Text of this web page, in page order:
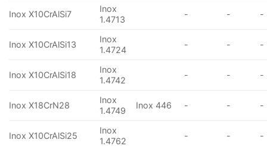
Inox X10CrAlSi7
Inox
1.4713
- - -
Inox X10CrAlSi13
Inox
1.4724
- - -
Inox X10CrAlSi18
Inox
1.4742
- - -
Inox X18CrN28
Inox
1.4749
Inox 446 - - -
Inox X10CrAlSi25
Inox
1.4762
- - -